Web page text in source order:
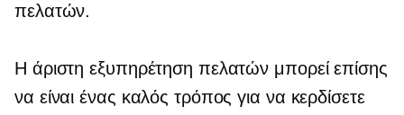
πελατών.
Η άριστη εξυπηρέτηση πελατών μπορεί επίσης
να είναι ένας καλός τρόπος για να κερδίσετε